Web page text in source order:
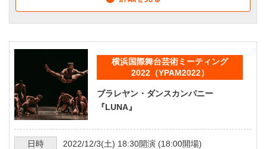
横浜国際舞台芸術ミーティング
2022（YPAM2022）
ブラレヤン・ダンスカンパニー
『LUNA』
日時 2022/12/3(土) 18:30開演 (18:00開場)